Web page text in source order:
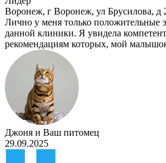
Воронеж, г Воронеж, ул Брусилова, д
Лично у меня только положительные
данной клиники. Я увидела
рекомендациям которых, мой
Джоня и Ваш питомец
29.09.2025